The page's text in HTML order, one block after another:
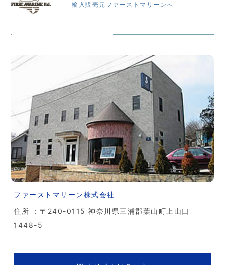
輸入販売元ファーストマリーンへ
ファーストマリーン株式会社
住所 ：〒240-0115 神奈川県三浦郡葉山町上山口
1448-5